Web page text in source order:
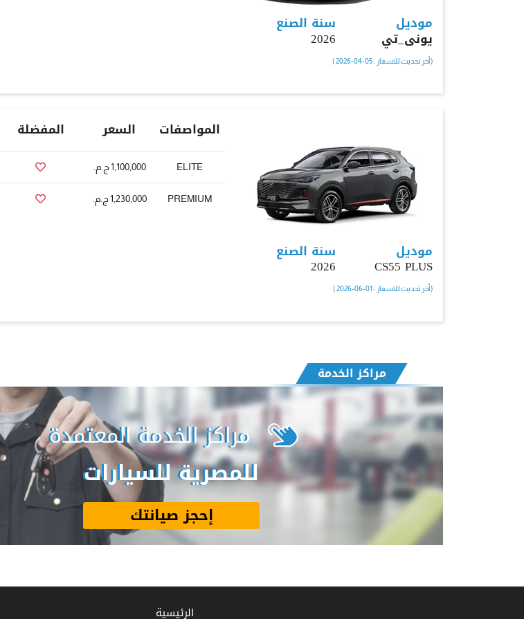
موديل
يونى_تي
سنة الصنع
2026
( أخر تحديث للاسعار : 05-04-2026 )
موديل
CS55 PLUS
سنة الصنع
2026
( أخر تحديث للاسعار : 01-06-2026 )
المواصفات
ELITE
PREMIUM
السعر
1,100,000 ج.م.‏
1,230,000 ج.م.‏
المفضلة
مراكز الخدمة
مراكز الخدمة المعتمدة
للمصرية للسيارات
إحجز صيانتك
الرئيسية